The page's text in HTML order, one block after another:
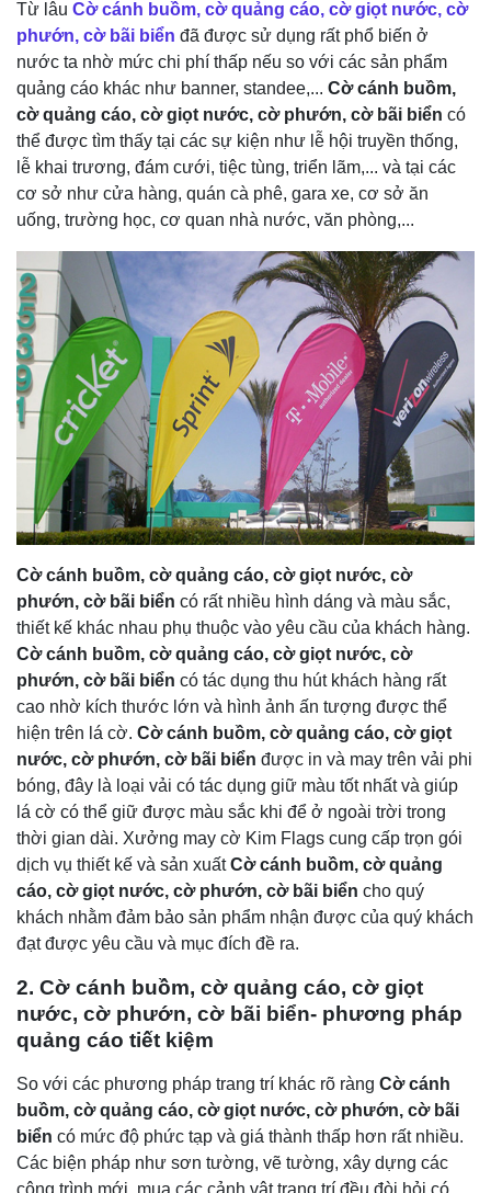
Từ lâu Cờ cánh buồm, cờ quảng cáo, cờ giọt nước, cờ
phướn, cờ bãi biển đã được sử dụng rất phổ biến ở
nước ta nhờ mức chi phí thấp nếu so với các sản phẩm
quảng cáo khác như banner, standee,... Cờ cánh buồm,
cờ quảng cáo, cờ giọt nước, cờ phướn, cờ bãi biển có
thể được tìm thấy tại các sự kiện như lễ hội truyền thống,
lễ khai trương, đám cưới, tiệc tùng, triển lãm,... và tại các
cơ sở như cửa hàng, quán cà phê, gara xe, cơ sở ăn
uống, trường học, cơ quan nhà nước, văn phòng,...
Cờ cánh buồm, cờ quảng cáo, cờ giọt nước, cờ
phướn, cờ bãi biển có rất nhiều hình dáng và màu sắc,
thiết kế khác nhau phụ thuộc vào yêu cầu của khách hàng.
Cờ cánh buồm, cờ quảng cáo, cờ giọt nước, cờ
phướn, cờ bãi biển có tác dụng thu hút khách hàng rất
cao nhờ kích thước lớn và hình ảnh ấn tượng được thể
hiện trên lá cờ. Cờ cánh buồm, cờ quảng cáo, cờ giọt
nước, cờ phướn, cờ bãi biển được in và may trên vải phi
bóng, đây là loại vải có tác dụng giữ màu tốt nhất và giúp
lá cờ có thể giữ được màu sắc khi để ở ngoài trời trong
thời gian dài. Xưởng may cờ Kim Flags cung cấp trọn gói
dịch vụ thiết kế và sản xuấtCờ cánh buồm, cờ quảng
cáo, cờ giọt nước, cờ phướn, cờ bãi biển cho quý
khách nhằm đảm bảo sản phẩm nhận được của quý khách
đạt được yêu cầu và mục đích đề ra.
2. Cờ cánh buồm, cờ quảng cáo, cờ giọt
nước, cờ phướn, cờ bãi biển- phương pháp
quảng cáo tiết kiệm
So với các phương pháp trang trí khác rõ ràng Cờ cánh
buồm, cờ quảng cáo, cờ giọt nước, cờ phướn, cờ bãi
biển có mức độ phức tạp và giá thành thấp hơn rất nhiều.
Các biện pháp như sơn tường, vẽ tường, xây dựng các